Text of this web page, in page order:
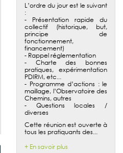
L’ordre du jour est le suivant
:
- Présentation rapide du
collectif (historique, but,
principe de
fonctionnement,
financement)
- Rappel réglementation
- Charte des bonnes
pratiques, expérimentation
PDIRM, etc...
- Programme d’actions : le
maillage, l’Observatoire des
Chemins, autres
- Questions locales /
diverses
Cette réunion est ouverte à
tous les pratiquants des...
+ En savoir plus